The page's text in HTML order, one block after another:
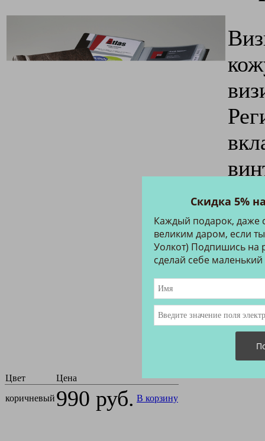
Цвет
Цена
коричневый 990 руб. В корзину
Скидка 5%
Каждый подарок, даже
великим даром, если
Уолкот) Подпишись на
сделай себе